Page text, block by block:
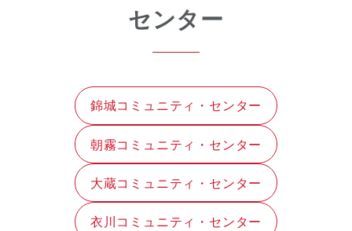
センター
錦城コミュニティ・センター
朝霧コミュニティ・センター
大蔵コミュニティ・センター
衣川コミュニティ・センター